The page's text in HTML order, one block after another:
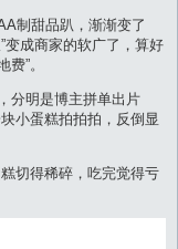
制甜品趴，渐渐变了
变成商家的软广了，算好
”。
分明是博主拼单出片
小蛋糕拍拍拍，反倒显
切得稀碎，吃完觉得亏